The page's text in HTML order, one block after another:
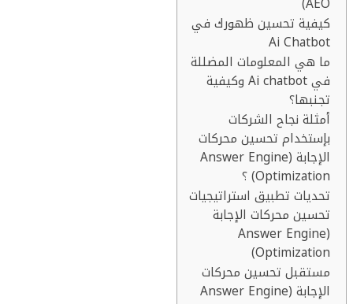
كيفية تحسين ظهورك في
Ai Chatbot
ما هي المعلومات المضللة
في Ai chatbot وكيفية
تجنبها؟
أمثلة نجاح الشركات
بإستخدام تحسين محركات
الإجابة (Answer Engine
Optimization) ؟
تحديات تطبيق استراتيجيات
تحسين محركات الإجابة
(Answer Engine
Optimization)
مستقبل تحسين محركات
الإجابة (Answer Engine